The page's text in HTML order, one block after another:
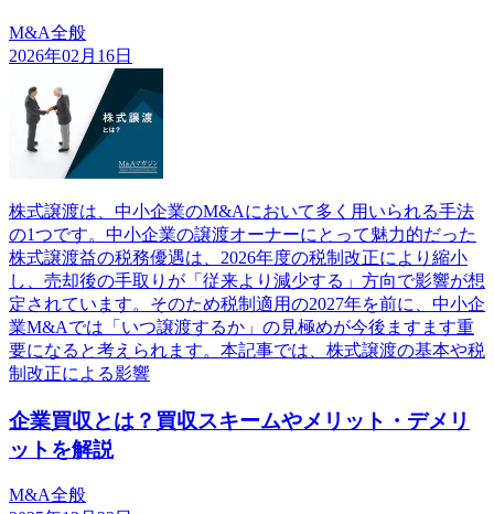
M&A全般
2026年02月16日
株式譲渡は、中小企業のM&Aにおいて多く用いられる手法
の1つです。中小企業の譲渡オーナーにとって魅力的だった
株式譲渡益の税務優遇は、2026年度の税制改正により縮小
し、売却後の手取りが「従来より減少する」方向で影響が想
定されています。そのため税制適用の2027年を前に、中小企
業M&Aでは「いつ譲渡するか」の見極めが今後ますます重
要になると考えられます。本記事では、株式譲渡の基本や税
制改正による影響
企業買収とは？買収スキームやメリット・デメリ
ットを解説
M&A全般